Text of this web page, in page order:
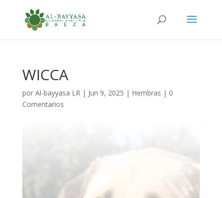
WICCA
por Al-bayyasa LR| Jun 9, 2025 | Hembras | 0
Comentarios